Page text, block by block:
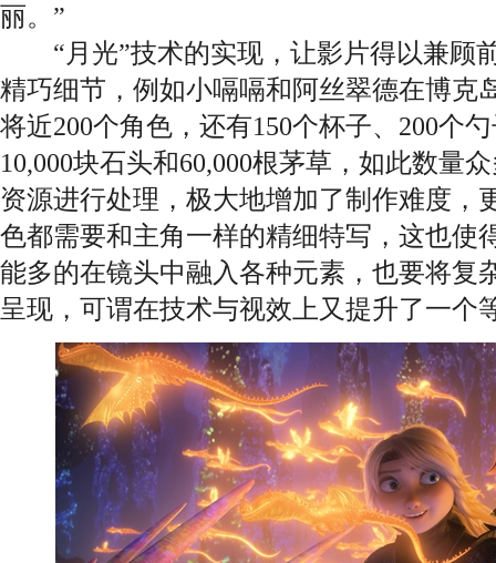
丽。”
“月光”技术的实现，让影片得以兼顾
精巧细节，例如小嗝嗝和阿丝翠德在博克
将近200个角色，还有150个杯子、200个
10,000块石头和60,000根茅草，如此数量
资源进行处理，极大地增加了制作难度，
色都需要和主角一样的精细特写，这也使
能多的在镜头中融入各种元素，也要将复
呈现，可谓在技术与视效上又提升了一个